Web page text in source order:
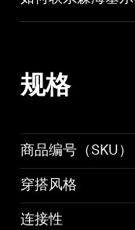
规格
商品编号（SKU）
穿搭风格
连接性